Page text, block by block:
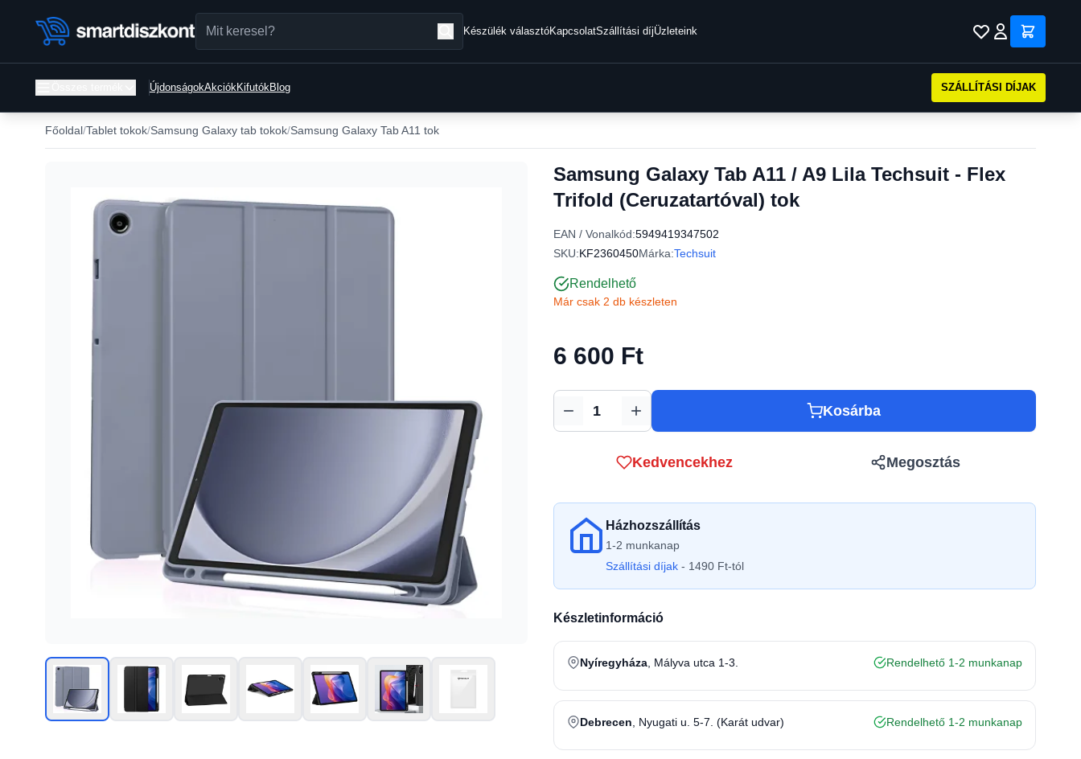
Készülék választóKapcsolatSzállítási díjÜzleteink
ÚjdonságokAkciókKifutókBlog SZÁLLÍTÁSI DÍJAK
Főoldal Tablet tokok Samsung Galaxy tab tokok Samsung Galaxy Tab A11 tok
Samsung Galaxy Tab A11 / A9 Lila Techsuit - Flex
Trifold (Ceruzatartóval) tok
EAN / Vonalkód:5949419347502
SKU:KF2360450Márka:Techsuit
Rendelhető
Már csak 2 db készleten
6 600 Ft
Mennyiség Kosárba
Kedvencekhez Megosztás
Házhozszállítás
1-2 munkanap
Szállítási díjak - 1490 Ft-tól
Készletinformáció
Nyíregyháza , Mályva utca 1-3. Rendelhető 1-2 munkanap
Debrecen , Nyugati u. 5-7. (Karát udvar) Rendelhető 1-2 munkanap